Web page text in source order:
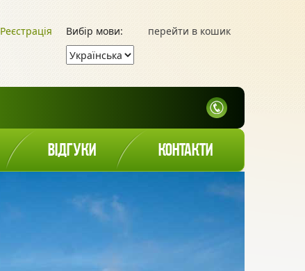
перейти в кошик
Вибір мови:
Реєстрація
ВІДГУКИ КОНТАКТИ